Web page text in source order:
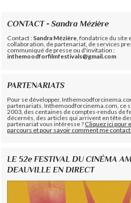
CONTACT - Sandra Mézière
Contact : Sandra Mézière , fondatrice du site
collaboration, de partenariat, de services
communiqué de presse ou d'invitation :
inthemoodforfilmfestivals@gmail.com
PARTENARIATS
Pour se développer,
partenariats. Inthemoodforcinema.com, ce
2003, des centaines de comptes-rendus de
décernés, des articles qui arrivent en tête
partenariat vous intéresse ?Cliquez ici pour
parcours et pour savoir comment me
LE 52e FESTIVAL DU CINÉMA
DEAUVILLE EN DIRECT